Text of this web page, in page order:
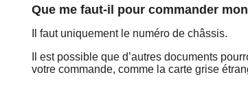
Que me faut-il pour commander
Il faut uniquement le numéro de châssis.
Il est possible que d’autres documents
votre commande, comme la carte grise